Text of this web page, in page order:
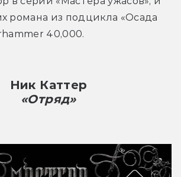
романа из подцикла «Осада
40,000.
Ник Каттер
«Отряд»